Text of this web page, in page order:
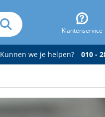
Klantenservice
Kunnen we je helpen? 010 -